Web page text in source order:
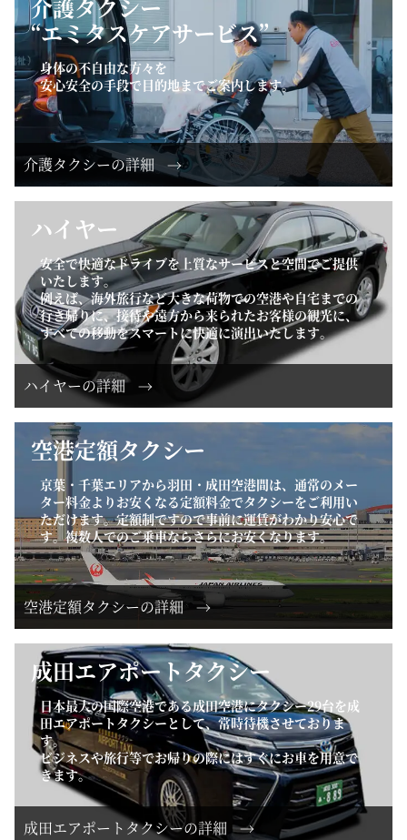
介護タクシー
“エミタスケアサービス”
身体の不自由な方々を
安心安全の手段で目的地までご案内します。
介護タクシーの詳細
ハイヤー
安全で快適なドライブを上質なサービスと空間でご提供
いたします。
例えば、海外旅行など大きな荷物での空港や自宅までの
行き帰りに、接待や遠方から来られたお客様の観光に、
すべての移動をスマートに快適に演出いたします。
ハイヤーの詳細
空港定額タクシー
京葉・千葉エリアから羽田・成田空港間は、通常のメー
ター料金よりお安くなる定額料金でタクシーをご利用い
ただけます。定額制ですので事前に運賃がわかり安心で
す。複数人でのご乗車ならさらにお安くなります。
空港定額タクシーの詳細
成田エアポートタクシー
日本最大の国際空港である成田空港にタクシー29台を成
田エアポートタクシーとして、常時待機させておりま
す。
ビジネスや旅行等でお帰りの際にはすぐにお車を用意で
きます。
成田エアポートタクシーの詳細